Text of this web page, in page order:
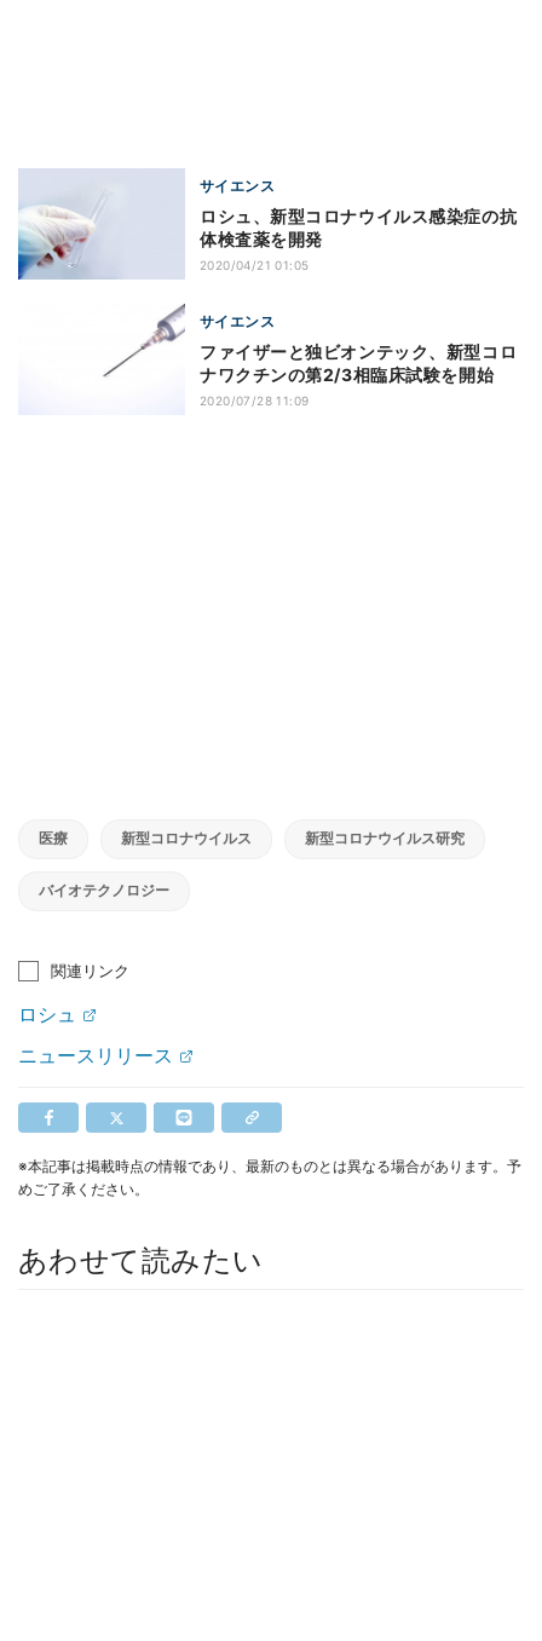
サイエンス
ロシュ、新型コロナウイルス感染症の抗
体検査薬を開発
2020/04/21 01:05
サイエンス
ファイザーと独ビオンテック、新型コロ
ナワクチンの第2/3相臨床試験を開始
2020/07/28 11:09
医療 新型コロナウイルス 新型コロナウイルス研究
バイオテクノロジー
関連リンク
ロシュ
ニュースリリース
※本記事は掲載時点の情報であり、最新のものとは異なる場合があります。予
めご了承ください。
あわせて読みたい